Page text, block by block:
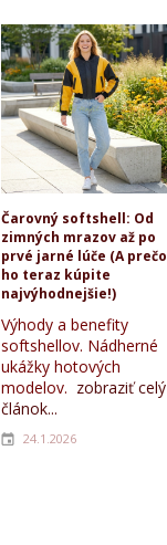
Čarovný softshell: Od
zimných mrazov až po
prvé jarné lúče (A prečo
ho teraz kúpite
najvýhodnejšie!)
Výhody a benefity
softshellov. Nádherné
ukážky hotových
modelov. zobraziť celý
článok...
24.1.2026